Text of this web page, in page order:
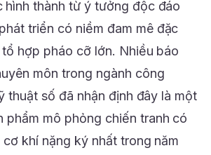
hình thành từ ý tưởng độc đáo
triển có niềm đam mê đặc
hợp pháo cỡ lớn. Nhiều báo
môn trong ngành công
thuật số đã nhận định đây là một
phẩm mô phỏng chiến tranh có
khí nặng ký nhất trong năm